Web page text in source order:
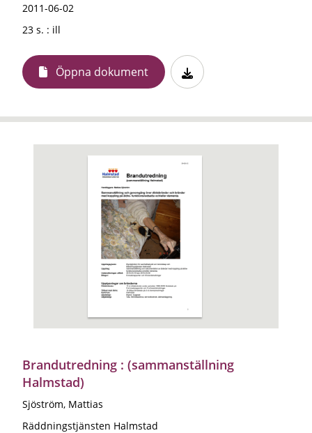
2011-06-02
23 s. : ill
Öppna dokument
Brandutredning : (sammanställning
Halmstad)
Sjöström, Mattias
Räddningstjänsten Halmstad